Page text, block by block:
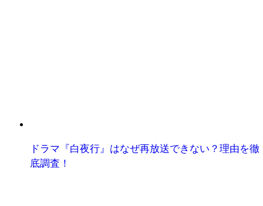
ドラマ『白夜行』はなぜ再放送できない？理由を徹
底調査！